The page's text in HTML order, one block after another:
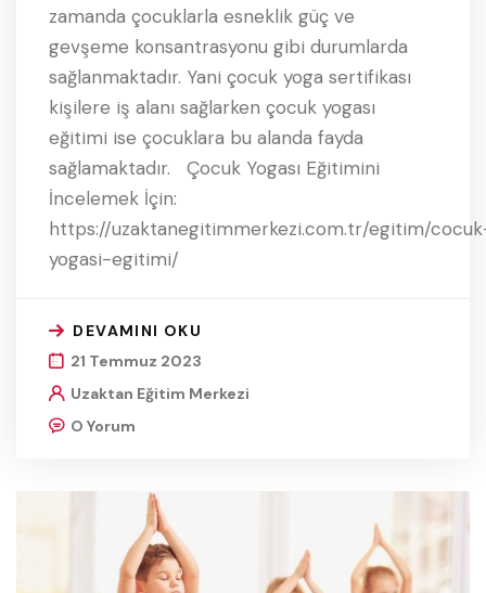
zamanda çocuklarla esneklik güç ve
gevşeme konsantrasyonu gibi durumlarda
sağlanmaktadır. Yani çocuk yoga sertifikası
kişilere iş alanı sağlarken çocuk yogası
eğitimi ise çocuklara bu alanda fayda
sağlamaktadır. Çocuk Yogası Eğitimini
İncelemek İçin:
https://uzaktanegitimmerkezi.com.tr/egitim/
yogasi-egitimi/
DEVAMINI OKU
21 Temmuz 2023
Uzaktan Eğitim Merkezi
O Yorum